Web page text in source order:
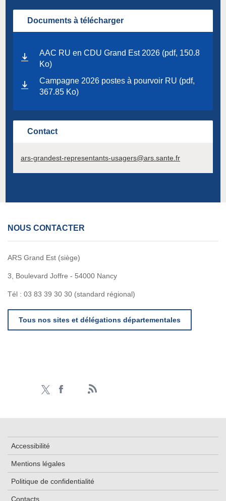
Documents à télécharger
AAC RU en CDU Grand Est 2026 (pdf, 150.8
Ko)
Campagne 2026 postes à pourvoir RU (pdf,
367.85 Ko)
Contact
ars-grandest-representants-usagers@ars.sante.fr
NOUS CONTACTER
ARS Grand Est (siège)
3, Boulevard Joffre - 54000 Nancy
Tél : 03 83 39 30 30 (standard régional)
Tous nos sites et délégations départementales
Accessibilité
Mentions légales
Politique de confidentialité
Contacts